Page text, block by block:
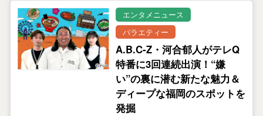
エンタメニュース
バラエティー
A.B.C-Z・河合郁人がテレQ
特番に3回連続出演！“嫌
い”の裏に潜む新たな魅力＆
ディープな福岡のスポットを
発掘